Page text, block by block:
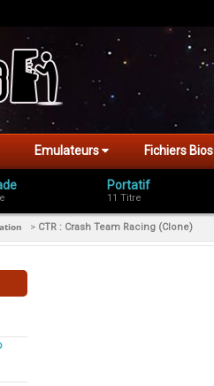
Emulateurs Fichiers Bios
Portatif
11 Titre
> CTR : Crash Team Racing (Clone)